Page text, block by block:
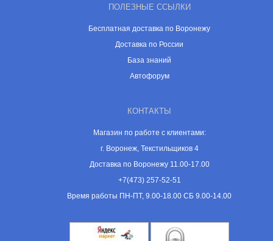
ПОЛЕЗНЫЕ ССЫЛКИ
Бесплатная доставка по Воронежу
Доставка по России
База знаний
Автофорум
КОНТАКТЫ
Магазин по работе с клиентами:
г. Воронеж, Текстильщиков 4
Доставка по Воронежу 11.00-17.00
+7(473) 257-52-51
Время работы ПН-ПТ, 9.00-18.00 СБ 9.00-14.00